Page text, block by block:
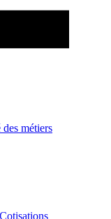
métiers